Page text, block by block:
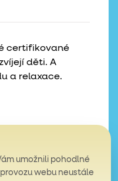
certifikované
děti. A
a relaxace.
umožnili pohodlné
webu neustále